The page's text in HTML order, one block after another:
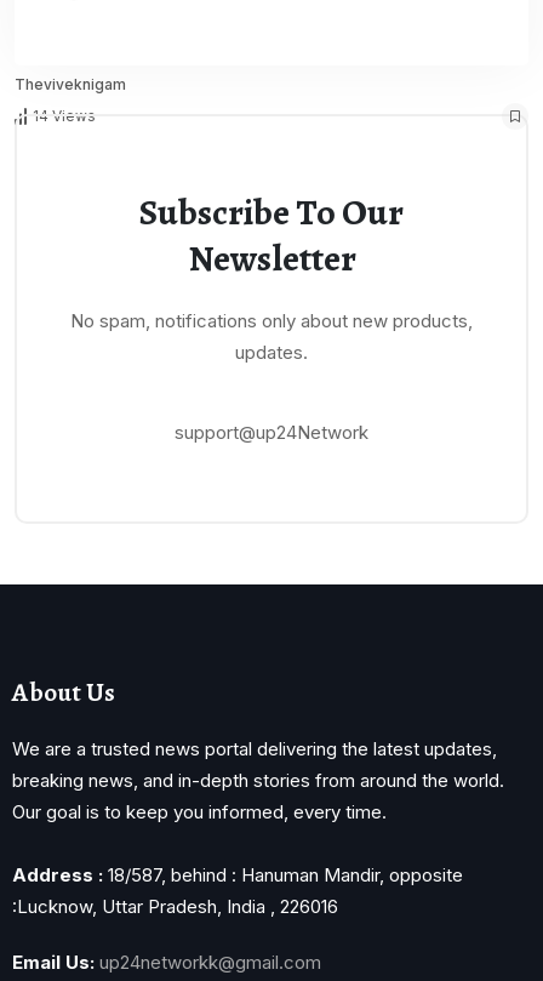
Theviveknigam
14 Views
Subscribe To Our
Newsletter
No spam, notifications only about new products,
updates.
support@up24Network
About Us
We are a trusted news portal delivering the latest updates,
breaking news, and in-depth stories from around the world.
Our goal is to keep you informed, every time.
Address : 18/587, behind : Hanuman Mandir, opposite
:Lucknow, Uttar Pradesh, India , 226016
Email Us: up24networkk@gmail.com